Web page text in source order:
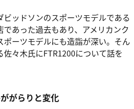
ビッドソンのスポーツモデルである
であった過去もあり、アメリカンク
ポーツモデルにも造詣が深い。そん
々木氏にFTR1200について話を
がらりと変化